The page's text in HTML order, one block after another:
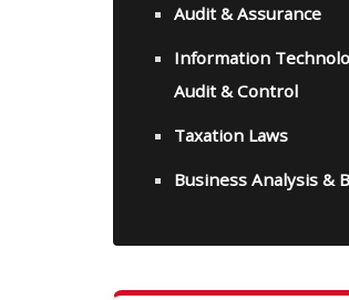
Audit & Assurance
Information
Audit & Control
Taxation Laws
Business Analysis &